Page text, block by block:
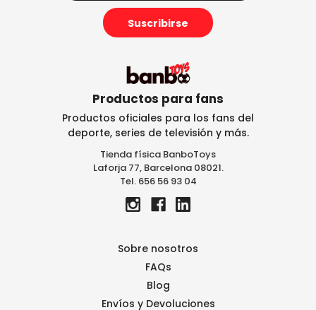
Productos para fans
Productos oficiales para los fans del
deporte, series de televisión y más.
Tienda física BanboToys
Laforja 77, Barcelona 08021.
Tel. 656 56 93 04
Sobre nosotros
FAQs
Blog
Envíos y Devoluciones
e